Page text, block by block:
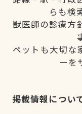
らも検
獣医師の診療方
ペットも大切な
ーを
掲載情報につい